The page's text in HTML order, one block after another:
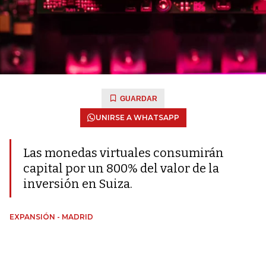
GUARDAR
UNIRSE A WHATSAPP
Las monedas virtuales consumirán
capital por un 800% del valor de la
inversión en Suiza.
EXPANSIÓN - MADRID